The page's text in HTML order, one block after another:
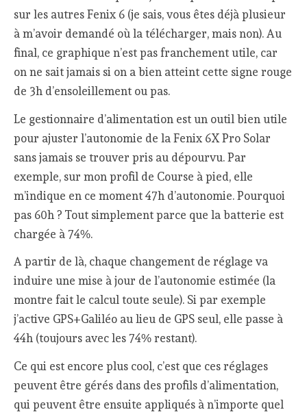
sur les autres Fenix 6 (je sais, vous êtes déjà plusieur
à m’avoir demandé où la télécharger, mais non). Au
final, ce graphique n’est pas franchement utile, car
on ne sait jamais si on a bien atteint cette signe rouge
de 3h d’ensoleillement ou pas.
Le gestionnaire d’alimentation est un outil bien utile
pour ajuster l’autonomie de la Fenix 6X Pro Solar
sans jamais se trouver pris au dépourvu. Par
exemple, sur mon profil de Course à pied, elle
m’indique en ce moment 47h d’autonomie. Pourquoi
pas 60h ? Tout simplement parce que la batterie est
chargée à 74%.
A partir de là, chaque changement de réglage va
induire une mise à jour de l’autonomie estimée (la
montre fait le calcul toute seule). Si par exemple
j’active GPS+Galiléo au lieu de GPS seul, elle passe à
44h (toujours avec les 74% restant).
Ce qui est encore plus cool, c’est que ces réglages
peuvent être gérés dans des profils d’alimentation,
qui peuvent être ensuite appliqués à n’importe quel